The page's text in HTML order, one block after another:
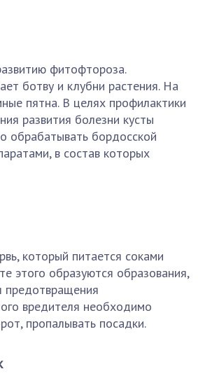
фитофтороза.
ботву и клубни растения. На
пятна. В целях профилактики
развития болезни кусты
обрабатывать бордосской
в состав которых
который питается соками
этого образуются образования,
предотвращения
вредителя необходимо
пропалывать посадки.